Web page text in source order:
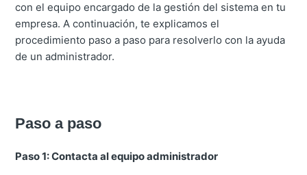
con el equipo encargado de la gestión del sistema en tu
empresa. A continuación, te explicamos el
procedimiento paso a paso para resolverlo con la ayuda
de un administrador.
Paso a paso
Paso 1: Contacta al equipo administrador